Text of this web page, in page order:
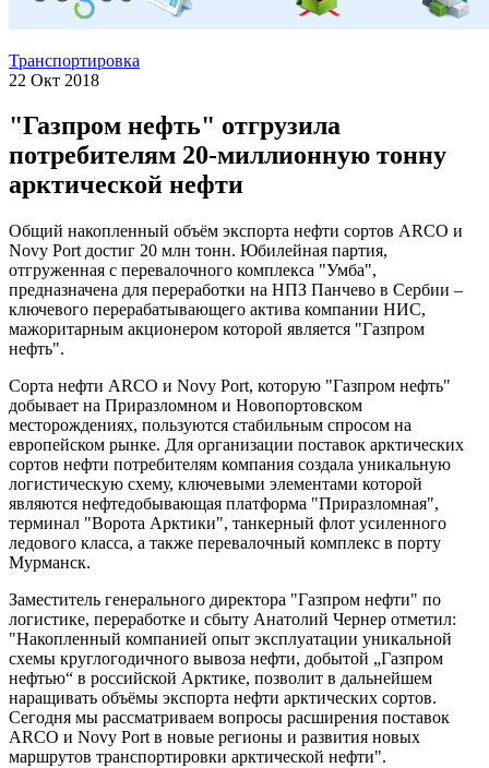
Транспортировка
22 Окт 2018
"Газпром нефть" отгрузила
потребителям 20-миллионную тонну
арктической нефти
Общий накопленный объём экспорта нефти сортов ARCO и
Novy Port достиг 20 млн тонн. Юбилейная партия,
отгруженная с перевалочного комплекса "Умба",
предназначена для переработки на НПЗ Панчево в Сербии –
ключевого перерабатывающего актива компании НИС,
мажоритарным акционером которой является "Газпром
нефть".
Сорта нефти ARCO и Novy Port, которую "Газпром нефть"
добывает на Приразломном и Новопортовском
месторождениях, пользуются стабильным спросом на
европейском рынке. Для организации поставок арктических
сортов нефти потребителям компания создала уникальную
логистическую схему, ключевыми элементами которой
являются нефтедобывающая платформа "Приразломная",
терминал "Ворота Арктики", танкерный флот усиленного
ледового класса, а также перевалочный комплекс в порту
Мурманск.
Заместитель генерального директора "Газпром нефти" по
логистике, переработке и сбыту Анатолий Чернер отметил:
"Накопленный компанией опыт эксплуатации уникальной
схемы круглогодичного вывоза нефти, добытой „Газпром
нефтью“ в российской Арктике, позволит в дальнейшем
наращивать объёмы экспорта нефти арктических сортов.
Сегодня мы рассматриваем вопросы расширения поставок
ARCO и Novy Port в новые регионы и развития новых
маршрутов транспортировки арктической нефти".